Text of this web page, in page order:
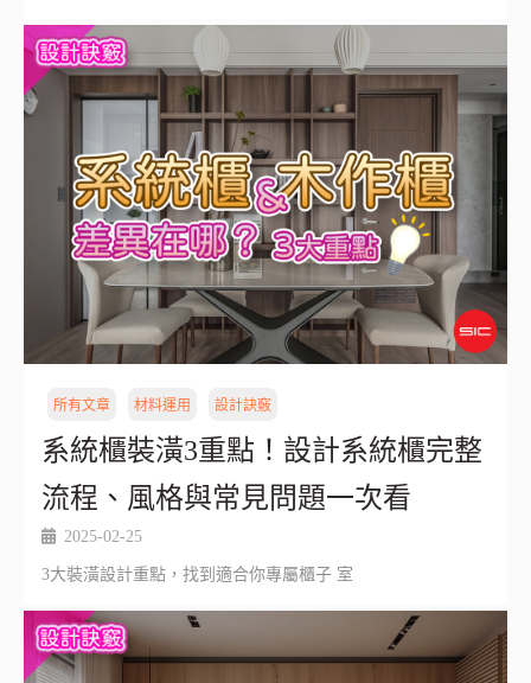
所有文章 材料運用 設計訣竅
系統櫃裝潢3重點！設計系統櫃完整
流程、風格與常見問題一次看
2025-02-25
3大裝潢設計重點，找到適合你專屬櫃子 室